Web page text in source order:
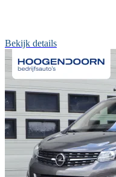
Bekijk details